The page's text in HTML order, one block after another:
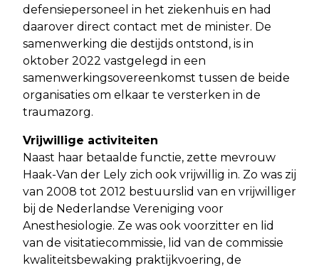
defensiepersoneel in het ziekenhuis en had
daarover direct contact met de minister. De
samenwerking die destijds ontstond, is in
oktober 2022 vastgelegd in een
samenwerkingsovereenkomst tussen de beide
organisaties om elkaar te versterken in de
traumazorg.
Vrijwillige activiteiten
Naast haar betaalde functie, zette mevrouw
Haak-Van der Lely zich ook vrijwillig in. Zo was zij
van 2008 tot 2012 bestuurslid van en vrijwilliger
bij de Nederlandse Vereniging voor
Anesthesiologie. Ze was ook voorzitter en lid
van de visitatiecommissie, lid van de commissie
kwaliteitsbewaking praktijkvoering, de